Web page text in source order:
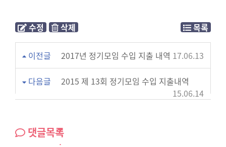
수정 삭제 목록
이전글 2017년 정기모임 수입 지출 내역 17.06.13
다음글
2015 제 13회 정기모임 수입 지출내역
15.06.14
댓글목록